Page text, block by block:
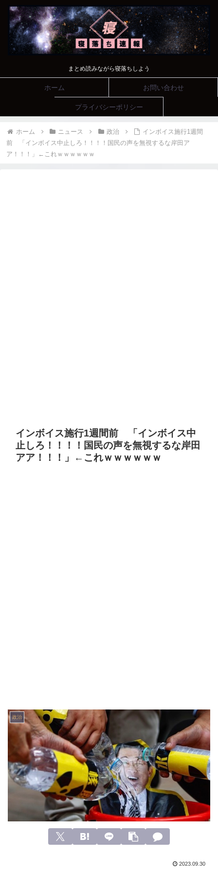
まとめ読みながら寝落ちしよう
ホーム お問い合わせ
プライバシーポリシー
ホーム ニュース 政治
インボイス施行1週間
前 「インボイス中止しろ！！！！国民の声を無視するな岸田ア
ア！！！」←これｗｗｗｗｗｗ
インボイス施行1週間前 「インボイス中
止しろ！！！！国民の声を無視するな岸田
アア！！！」←これｗｗｗｗｗｗ
政治
2023.09.30